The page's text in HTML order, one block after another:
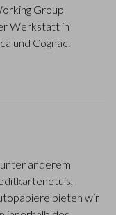
Group
Werkstatt in
und Cognac.
anderem
bieten wir